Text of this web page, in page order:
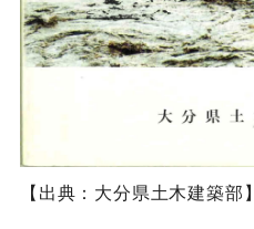
【出典：大分県土木建築部】